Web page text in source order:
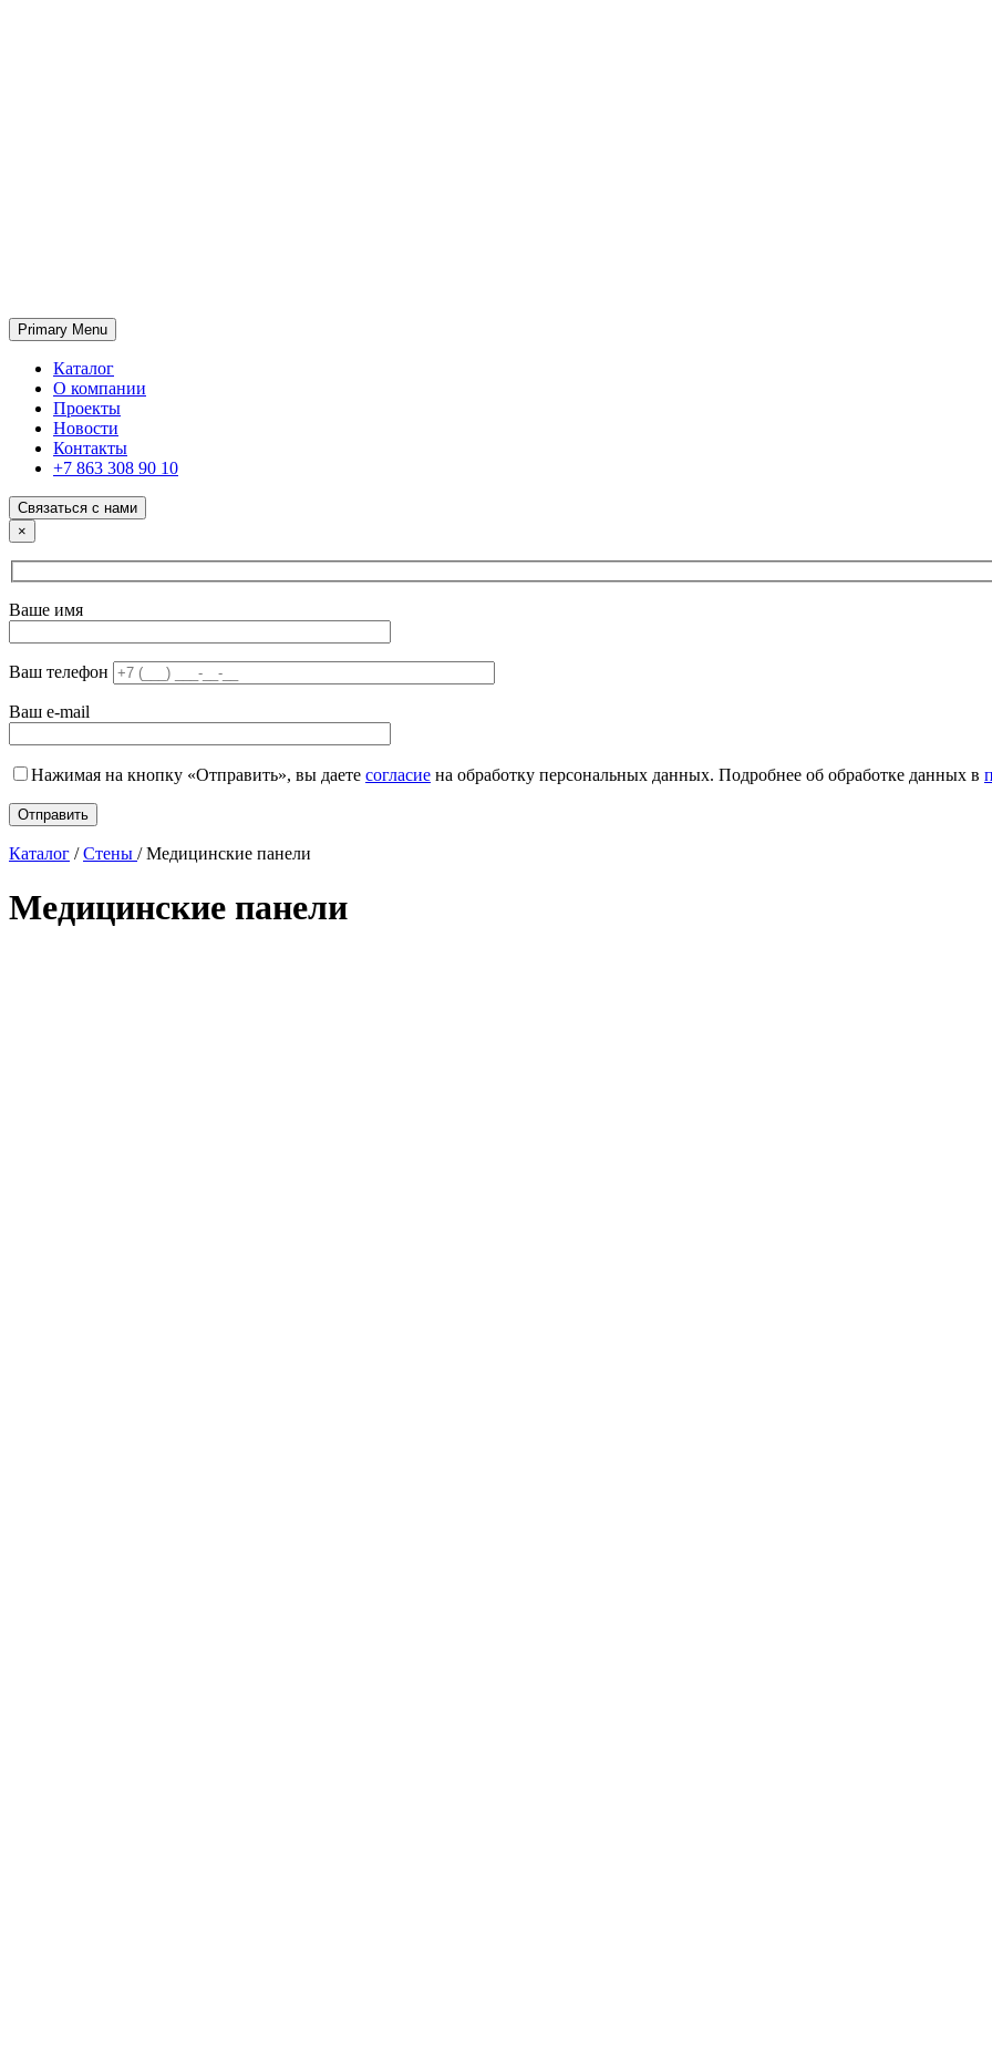
ГК «SABONE»
Оптовые поставки отделочных материалов и оборудования
Primary Menu
Каталог
О компании
Проекты
Новости
Контакты
+7 863 308 90 10
Связаться с нами
×
Ваше имя
Ваш телефон
Ваш e-mail
Нажимая на кнопку «Отправить», вы даете согласие на обработку персональных данных. Подробнее об обработке данных в
Каталог / Стены / Медицинские панели
Медицинские панели